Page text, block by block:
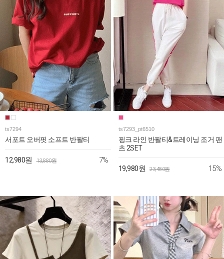
ts7294
서포트 오버핏 소프트 반팔티
12,980원 13,880원 7%
ts7293_pt6510
핑크 라인 반팔티&트레이닝 조거 팬
츠 2SET
19,980원 23,480원 15%